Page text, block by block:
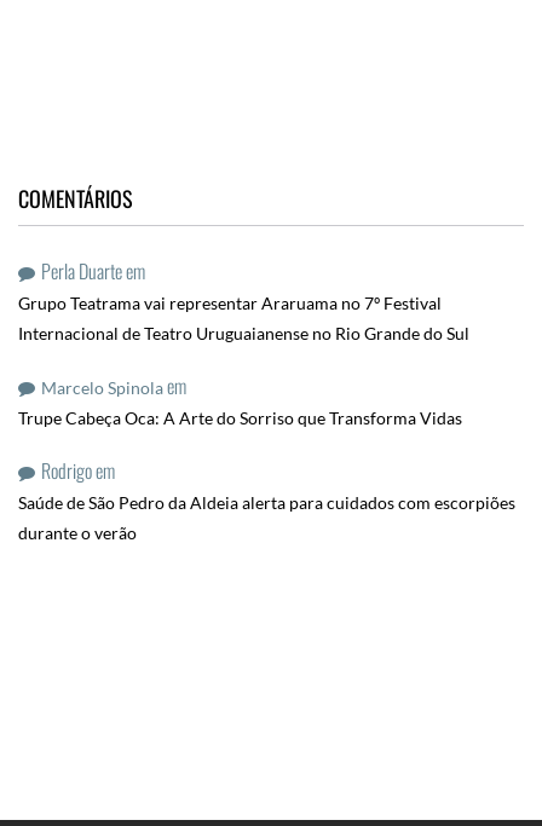
COMENTÁRIOS
Perla Duarteem
Grupo Teatrama vai representar Araruama no 7º Festival
Internacional de Teatro Uruguaianense no Rio Grande do Sul
Marcelo Spinolaem
Trupe Cabeça Oca: A Arte do Sorriso que Transforma Vidas
Rodrigoem
Saúde de São Pedro da Aldeia alerta para cuidados com escorpiões
durante o verão